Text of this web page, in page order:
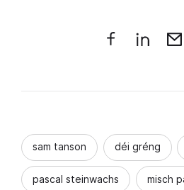
sam tanson déi gréng
pascal steinwachs misch